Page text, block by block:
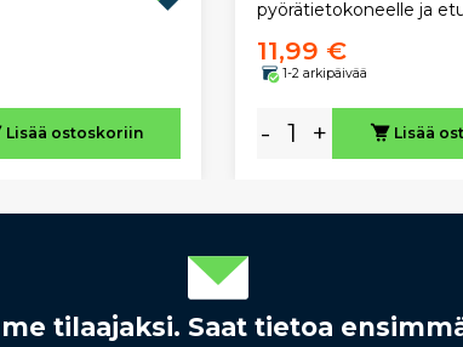
Lisää ostoskoriin
pyörätietokoneelle ja
11,99 €
1-2 arkipäivää
- + Lisää
tilaajaksi. Saat tietoa